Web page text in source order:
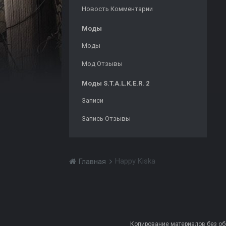
Новость Комментарии
Моды
Моды
Мод Отзывы
Моды S.T.A.L.K.E.R. 2
Записи
Запись Отзывы
Главная Happy Kiska
Копирование материалов без